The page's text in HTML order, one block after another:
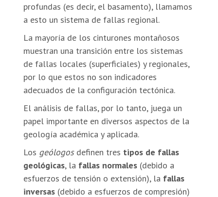
profundas (es decir, el basamento), llamamos
a esto un sistema de fallas regional.
La mayoría de los cinturones montañosos
muestran una transición entre los sistemas
de fallas locales (superficiales) y regionales,
por lo que estos no son indicadores
adecuados de la configuración tectónica.
El análisis de fallas, por lo tanto, juega un
papel importante en diversos aspectos de la
geología académica y aplicada.
Los geólogosdefinen tres tipos de fallas
geológicas, la fallas normales (debido a
esfuerzos de tensión o extensión), la fallas
inversas (debido a esfuerzos de compresión)